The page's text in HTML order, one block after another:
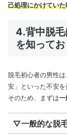
己処理にかけてい
4.背中脱
を知って
脱毛初心者の男性
安」といった不安を
そのため、まずは一
▽一般的な脱